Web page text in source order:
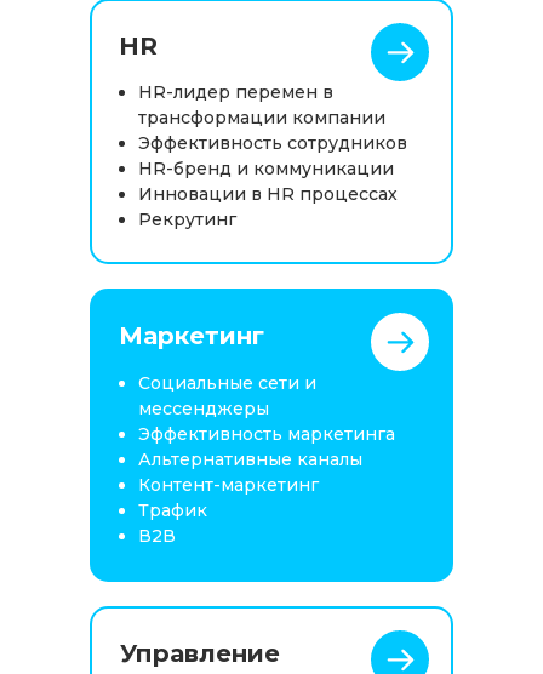
HR
HR-лидер перемен в
трансформации компании
Эффективность сотрудников
HR-бренд и коммуникации
Инновации в HR процессах
Рекрутинг
Маркетинг
Социальные сети и
мессенджеры
Эффективность маркетинга
Альтернативные каналы
Контент-маркетинг
Трафик
В2В
Управление